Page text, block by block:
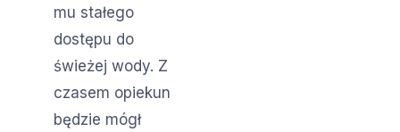
mu stałego
dostępu do
świeżej wody. Z
czasem opiekun
będzie mógł